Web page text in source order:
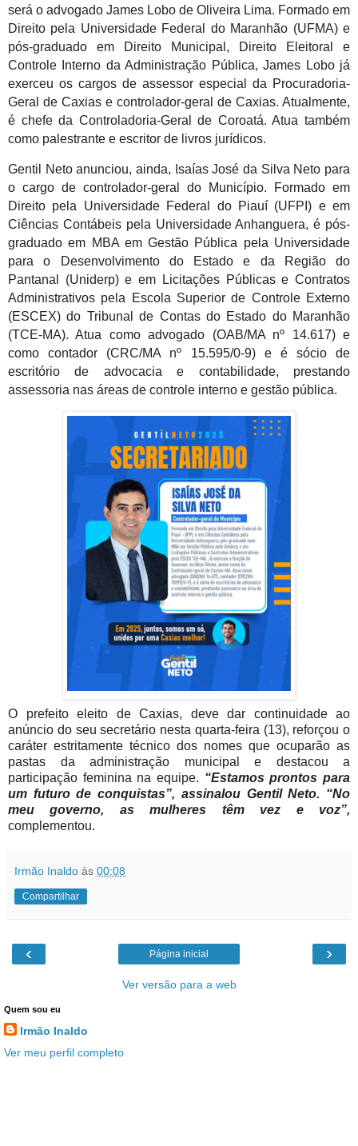
será o advogado James Lobo de Oliveira Lima. Formado em
Direito pela Universidade Federal do Maranhão (UFMA) e
pós-graduado em Direito Municipal, Direito Eleitoral e
Controle Interno da Administração Pública, James Lobo já
exerceu os cargos de assessor especial da Procuradoria-
Geral de Caxias e controlador-geral de Caxias. Atualmente,
é chefe da Controladoria-Geral de Coroatá. Atua também
como palestrante e escritor de livros jurídicos.
Gentil Neto anunciou, ainda, Isaías José da Silva Neto para
o cargo de controlador-geral do Município. Formado em
Direito pela Universidade Federal do Piauí (UFPI) e em
Ciências Contábeis pela Universidade Anhanguera, é pós-
graduado em MBA em Gestão Pública pela Universidade
para o Desenvolvimento do Estado e da Região do
Pantanal (Uniderp) e em Licitações Públicas e Contratos
Administrativos pela Escola Superior de Controle Externo
(ESCEX) do Tribunal de Contas do Estado do Maranhão
(TCE-MA). Atua como advogado (OAB/MA nº 14.617) e
como contador (CRC/MA nº 15.595/0-9) e é sócio de
escritório de advocacia e contabilidade, prestando
assessoria nas áreas de controle interno e gestão pública.
O prefeito eleito de Caxias, deve dar continuidade ao
anúncio do seu secretário nesta quarta-feira (13), reforçou o
caráter estritamente técnico dos nomes que ocuparão as
pastas da administração municipal e destacou a
participação feminina na equipe. “Estamos prontos para
um futuro de conquistas”, assinalou Gentil Neto. “No
meu governo, as mulheres têm vez e voz”,
complementou.
Irmão Inaldo às 00:08
Compartilhar
‹ ›
Página inicial
Ver versão para a web
Quem sou eu
Irmão Inaldo
Ver meu perfil completo